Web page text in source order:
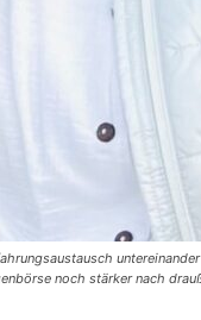
noch stärker nach